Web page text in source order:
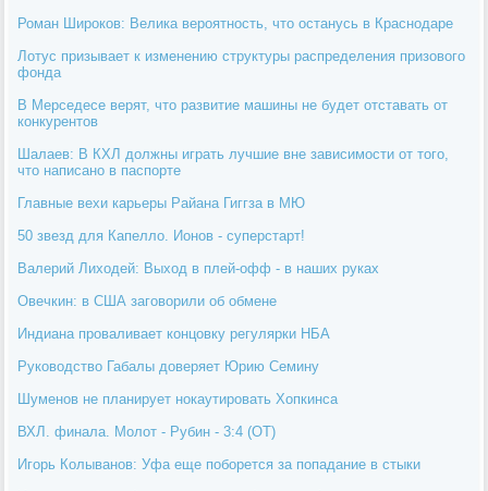
Роман Широков: Велика вероятность, что останусь в Краснодаре
Лотус призывает к изменению структуры распределения призового
фонда
В Мерседесе верят, что развитие машины не будет отставать от
конкурентов
Шалаев: В КХЛ должны играть лучшие вне зависимости от того,
что написано в паспорте
Главные вехи карьеры Райана Гиггза в МЮ
50 звезд для Капелло. Ионов - суперстарт!
Валерий Лиходей: Выход в плей-офф - в наших руках
Овечкин: в США заговорили об обмене
Индиана проваливает концовку регулярки НБА
Руководство Габалы доверяет Юрию Семину
Шуменов не планирует нокаутировать Хопкинса
ВХЛ. финала. Молот - Рубин - 3:4 (ОТ)
Игорь Колыванов: Уфа еще поборется за попадание в стыки